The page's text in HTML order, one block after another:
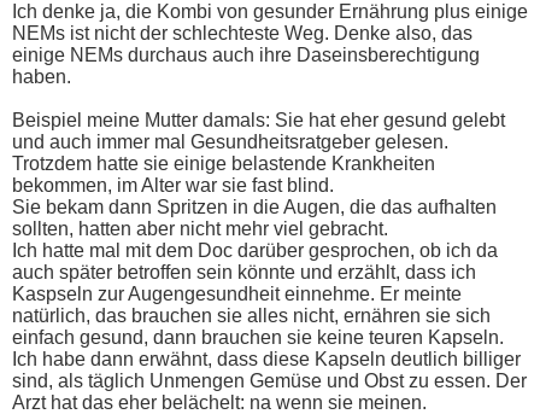
Ich denke ja, die Kombi von gesunder Ernährung plus einige
NEMs ist nicht der schlechteste Weg. Denke also, das
einige NEMs durchaus auch ihre Daseinsberechtigung
haben.
Beispiel meine Mutter damals: Sie hat eher gesund gelebt
und auch immer mal Gesundheitsratgeber gelesen.
Trotzdem hatte sie einige belastende Krankheiten
bekommen, im Alter war sie fast blind.
Sie bekam dann Spritzen in die Augen, die das aufhalten
sollten, hatten aber nicht mehr viel gebracht.
Ich hatte mal mit dem Doc darüber gesprochen, ob ich da
auch später betroffen sein könnte und erzählt, dass ich
Kaspseln zur Augengesundheit einnehme. Er meinte
natürlich, das brauchen sie alles nicht, ernähren sie sich
einfach gesund, dann brauchen sie keine teuren Kapseln.
Ich habe dann erwähnt, dass diese Kapseln deutlich billiger
sind, als täglich Unmengen Gemüse und Obst zu essen. Der
Arzt hat das eher belächelt: na wenn sie meinen.